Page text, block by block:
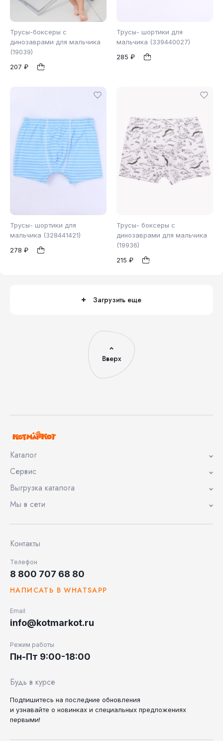
Трусы-боксеры с
динозаврами для мальчика
(19039)
207 ₽
1
Трусы- шортики для
мальчика (339440027)
285 ₽
98
Трусы- шортики для
мальчика (328441421)
278 ₽
98 110
Трусы- боксеры с
динозаврами для мальчика
(19936)
215 ₽
1
Загрузить еще
Вверх
Каталог
Сервис
Выгрузка каталога
Мы в сети
Контакты
Телефон
8 800 707 68 80
НАПИСАТЬ В WHATSAPP
Email
info@kotmarkot.ru
Режим работы
Пн-Пт 9:00-18:00
Будь в курсе
Подпишитесь на последние обновления
и узнавайте о новинках и специальных предложениях
первыми!